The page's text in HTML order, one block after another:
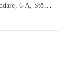
USB-laddare, 6 A, Stöd för snabbladdning, 1 st, Stöd för snabbladdning